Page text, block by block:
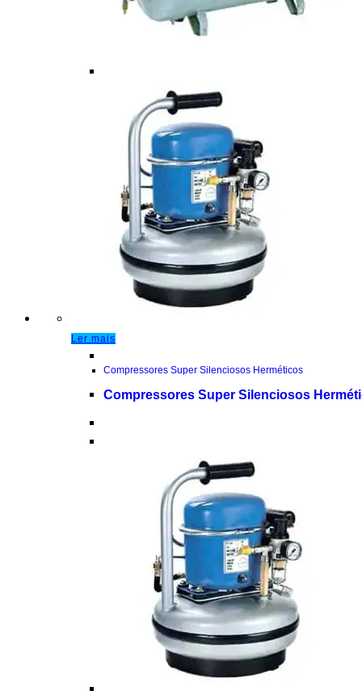
Ler mais
Compressores Super Silenciosos Herméticos
Compressores Super Silenciosos